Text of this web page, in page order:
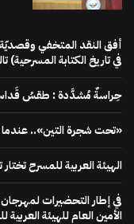
أفق النقد المتخفي
في تاريخ الكتابة
حِراسةٌ مُشدَّدة : طقسُ
«تحت شجرة التين».. عندما
الهيئة العربية للمسرح تختار
في إطار التحضيرات لمهرجان
الأمين العام للهيئة العربية